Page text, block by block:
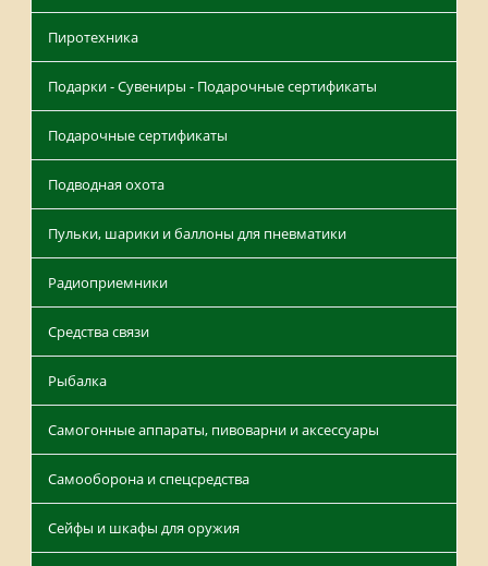
Пиротехника
Подарки - Сувениры - Подарочные сертификаты
Подарочные сертификаты
Подводная охота
Пульки, шарики и баллоны для пневматики
Радиоприемники
Средства связи
Рыбалка
Самогонные аппараты, пивоварни и аксессуары
Самооборона и спецсредства
Сейфы и шкафы для оружия